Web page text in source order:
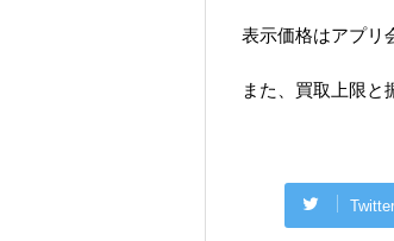
表示価格はアプリ
また、買取上限と
Twitter